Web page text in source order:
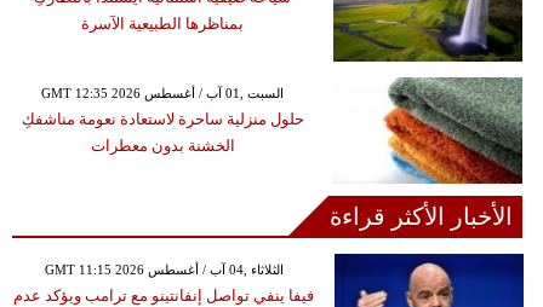
بمناظرها الطبيعية الآسرة
GMT 12:35 2026 السبت ,01 آب / أغسطس
حلول منزلية ساحرة لاستعادة نعومة مناشفكِ
الخشنة بدون معطرات
الأخبار الأكثر قراءة
GMT 11:15 2026 الثلاثاء ,04 آب / أغسطس
فيفا ينفي تواصل إنفانتينو مع ترامب ويؤكد عدم